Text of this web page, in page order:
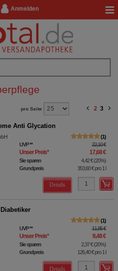
Anmelden
pro Seite 2 3
Anti Glycation
1
UVP** 22,10 €
Unser Preis* 17,68 €
Sie sparen 4,42 €(20%)
Grundpreis
353,60 €pro 1 l
Details
1
UVP** 11,85 €
Unser Preis* 9,48 €
Sie sparen 2,37 €(20%)
Grundpreis
126,40 €pro 1 l
Details